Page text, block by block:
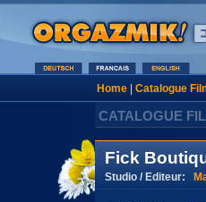
Home| Catalogue
CATALOGUE
Fick
Studio / Editeur: